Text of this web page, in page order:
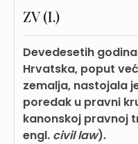
ZV (I.)
Devedesetih
Hrvatska, poput
zemalja, nastojala
poredak u pravni
kanonskoj pravnoj
engl. civil law).